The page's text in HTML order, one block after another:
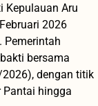
Kepulauan Aru
2026
Pemerintah
bersama
dengan titik
hingga